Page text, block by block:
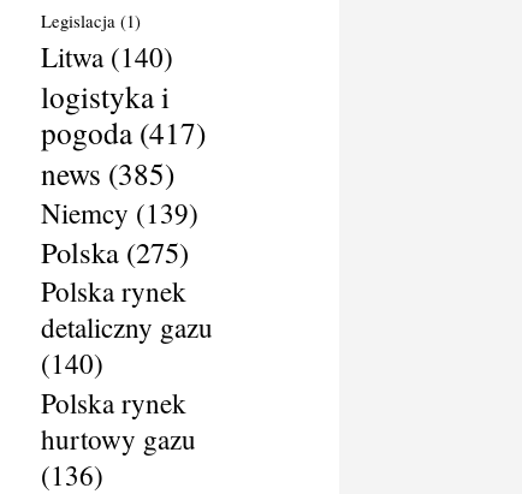
Legislacja (1)
Litwa(140)
logistyka i
pogoda(417)
news (385)
Niemcy (139)
Polska(275)
Polska rynek
detaliczny gazu
(140)
Polska rynek
hurtowy gazu
(136)